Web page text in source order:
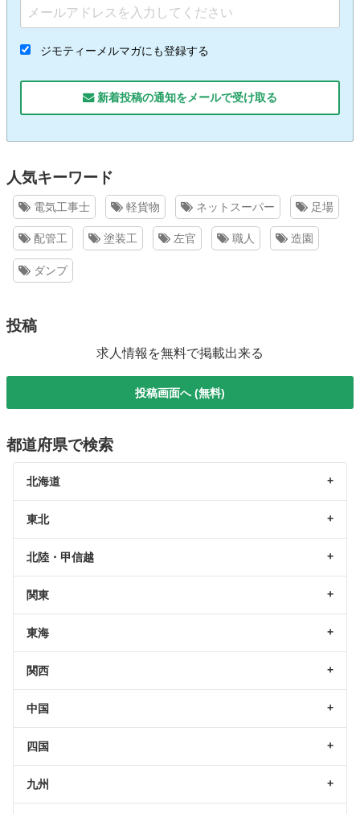
ジモティーメルマガにも登録する
新着投稿の通知をメールで受け取る
人気キーワード
電気工事士 軽貨物 ネットスーパー 足場
配管工 塗装工 左官 職人 造園
ダンプ
投稿
求人情報を無料で掲載出来る
投稿画面へ (無料)
都道府県で検索
北海道
東北
北陸・甲信越
関東
東海
関西
中国
四国
九州